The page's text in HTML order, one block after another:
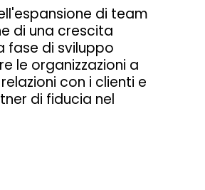
di team
di una crescita
fase di sviluppo
le organizzazioni a
con i clienti e
di fiducia nel